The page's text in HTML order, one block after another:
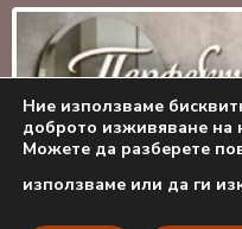
Ние използваме
доброто изживяване на
Можете да разберете
използваме или да ги